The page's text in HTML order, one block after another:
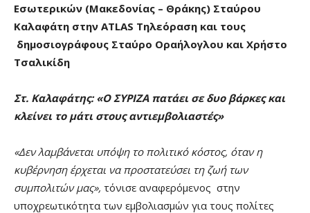
Εσωτερικών (Μακεδονίας – Θράκης) Σταύρου
Καλαφάτη στην ATLAS Τηλεόραση και τους
δημοσιογράφους Σταύρο Οραήλογλου και Χρήστο
Τσαλικίδη
Στ. Καλαφάτης: «Ο ΣΥΡΙΖΑ πατάει σε δυο βάρκες και
κλείνει το μάτι στους αντιεμβολιαστές»
«Δεν λαμβάνεται υπόψη το πολιτικό κόστος, όταν η
κυβέρνηση έρχεται να προστατεύσει τη ζωή των
συμπολιτών μας», τόνισε αναφερόμενος στην
υποχρεωτικότητα των εμβολιασμών για τους πολίτες